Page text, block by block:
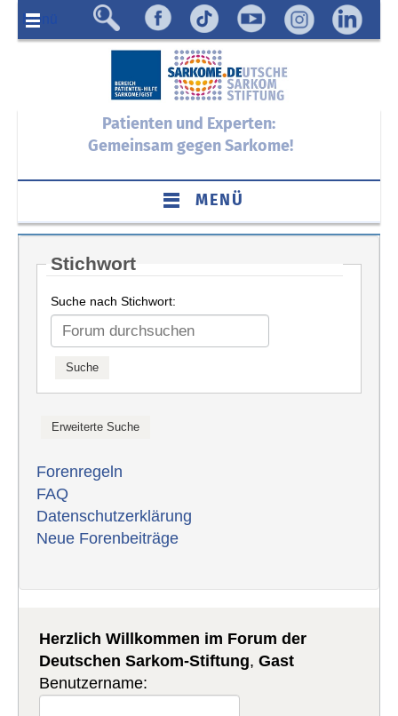
Menü
Patienten und Experten:
Gemeinsam gegen Sarkome!
MENÜ
Stichwort
Suche nach Stichwort:
Forenregeln
FAQ
Datenschutzerklärung
Neue Forenbeiträge
Herzlich Willkommen im Forum der
Deutschen Sarkom-Stiftung,Gast
Benutzername: